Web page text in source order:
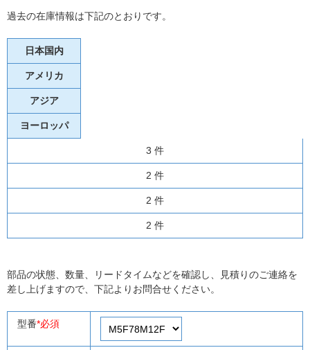
過去の在庫情報は下記のとおりです。
日本国内
アメリカ
アジア
ヨーロッパ
3 件
2 件
2 件
2 件
部品の状態、数量、リードタイムなどを確認し、見積りのご連絡を
差し上げますので、下記よりお問合せください。
型番*必須